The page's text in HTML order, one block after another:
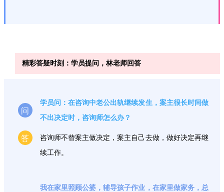
精彩答疑时刻：学员提问，林老师回答
问
学员问：在咨询中老公出轨继续发生，案主很长时间做
不出决定时，咨询师怎么办？
答
咨询师不替案主做决定，案主自己去做，做好决定再继
续工作。
我在家里照顾公婆，辅导孩子作业，在家里做家务，总